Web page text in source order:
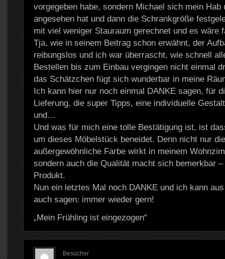
vorgegeben habe, sondern Michael sich mein Hab
angesehen hat und dann die Schrankgröße
mit viel weniger Stauraum gerechnet und es wäre
Tja, wie in seinem Beitrag schon erwähnt, der
reibungslos und ich war überrascht, wie schnell
Bestellen bis zum Einbau vergingen nicht einmal
das Schätzchen fügt sich wunderbar in meine
Ich kann hier nur noch einmal DANKE sagen, für
Lieferung, die super Tipps, eine individuelle
und…
Und was für mich eine tolle Bestätigung ist, ist
um dieses Möbelstück beneidet. Denn nicht nur
außergewöhnliche Farbe wirkt in meinem
sondern auch die Qualität macht sich bemerkbar
Produkt.
Nun ein letztes Mal noch DANKE und ich kann
auch sagen: immer wieder gern!
„Mein Frühling ist eingezogen“
Besucher